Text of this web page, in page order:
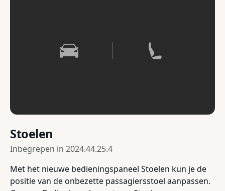
Stoelen
Inbegrepen in 2024.44.25.4
Met het nieuwe bedieningspaneel Stoelen kun je de
positie van de onbezette passagiersstoel aanpassen.